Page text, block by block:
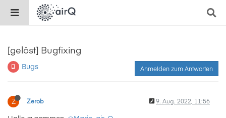
[gelöst] Bugfixing
Bugs Anmelden zum Antworten
Z Zerob 9. Aug. 2022, 11:56